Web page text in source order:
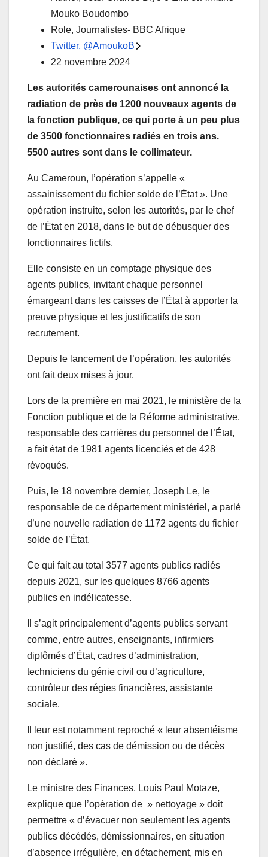
Mouko Boudombo
Role, Journalistes- BBC Afrique
Twitter, @AmoukoB
22 novembre 2024
Les autorités camerounaises ont annoncé la
radiation de près de 1200 nouveaux agents de
la fonction publique, ce qui porte à un peu plus
de 3500 fonctionnaires radiés en trois ans.
5500 autres sont dans le collimateur.
Au Cameroun, l’opération s’appelle «
assainissement du fichier solde de l’État ». Une
opération instruite, selon les autorités, par le chef
de l’État en 2018, dans le but de débusquer des
fonctionnaires fictifs.
Elle consiste en un comptage physique des
agents publics, invitant chaque personnel
émargeant dans les caisses de l’État à apporter la
preuve physique et les justificatifs de son
recrutement.
Depuis le lancement de l’opération, les autorités
ont fait deux mises à jour.
Lors de la première en mai 2021, le ministère de la
Fonction publique et de la Réforme administrative,
responsable des carrières du personnel de l’État,
a fait état de 1981 agents licenciés et de 428
révoqués.
Puis, le 18 novembre dernier, Joseph Le, le
responsable de ce département ministériel, a parlé
d’une nouvelle radiation de 1172 agents du fichier
solde de l’État.
Ce qui fait au total 3577 agents publics radiés
depuis 2021, sur les quelques 8766 agents
publics en indélicatesse.
Il s’agit principalement d’agents publics servant
comme, entre autres, enseignants, infirmiers
diplômés d’État, cadres d’administration,
techniciens du génie civil ou d’agriculture,
contrôleur des régies financières, assistante
sociale.
Il leur est notamment reproché « leur absentéisme
non justifié, des cas de démission ou de décès
non déclaré ».
Le ministre des Finances, Louis Paul Motaze,
explique que l’opération de » nettoyage » doit
permettre « d’évacuer non seulement les agents
publics décédés, démissionnaires, en situation
d’absence irrégulière, en détachement, mis en